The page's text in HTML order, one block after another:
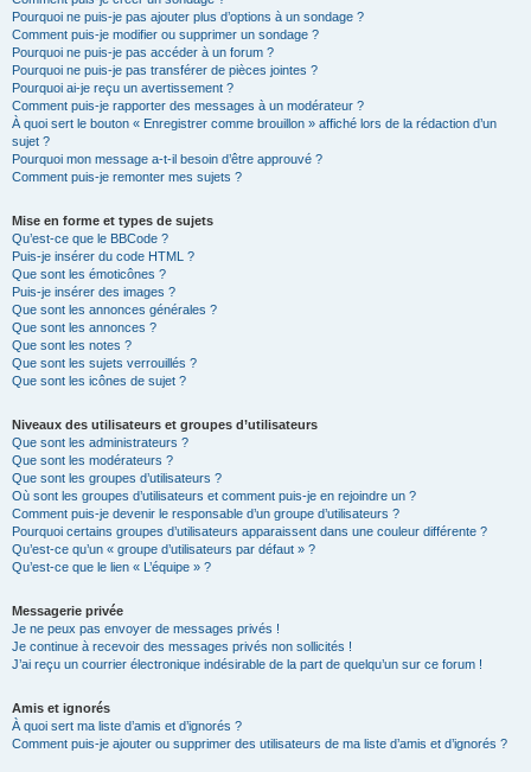
Pourquoi ne puis-je pas ajouter plus d’options à un sondage ?
Comment puis-je modifier ou supprimer un sondage ?
Pourquoi ne puis-je pas accéder à un forum ?
Pourquoi ne puis-je pas transférer de pièces jointes ?
Pourquoi ai-je reçu un avertissement ?
Comment puis-je rapporter des messages à un modérateur ?
À quoi sert le bouton « Enregistrer comme brouillon » affiché lors de la rédaction d’un
sujet ?
Pourquoi mon message a-t-il besoin d’être approuvé ?
Comment puis-je remonter mes sujets ?
Mise en forme et types de sujets
Qu’est-ce que le BBCode ?
Puis-je insérer du code HTML ?
Que sont les émoticônes ?
Puis-je insérer des images ?
Que sont les annonces générales ?
Que sont les annonces ?
Que sont les notes ?
Que sont les sujets verrouillés ?
Que sont les icônes de sujet ?
Niveaux des utilisateurs et groupes d’utilisateurs
Que sont les administrateurs ?
Que sont les modérateurs ?
Que sont les groupes d’utilisateurs ?
Où sont les groupes d’utilisateurs et comment puis-je en rejoindre un ?
Comment puis-je devenir le responsable d’un groupe d’utilisateurs ?
Pourquoi certains groupes d’utilisateurs apparaissent dans une couleur différente ?
Qu’est-ce qu’un « groupe d’utilisateurs par défaut » ?
Qu’est-ce que le lien « L’équipe » ?
Messagerie privée
Je ne peux pas envoyer de messages privés !
Je continue à recevoir des messages privés non sollicités !
J’ai reçu un courrier électronique indésirable de la part de quelqu’un sur ce forum !
Amis et ignorés
À quoi sert ma liste d’amis et d’ignorés ?
Comment puis-je ajouter ou supprimer des utilisateurs de ma liste d’amis et d’ignorés ?